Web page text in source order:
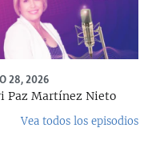
28, 2026
Paz Martínez Nieto
Vea todos los episodios